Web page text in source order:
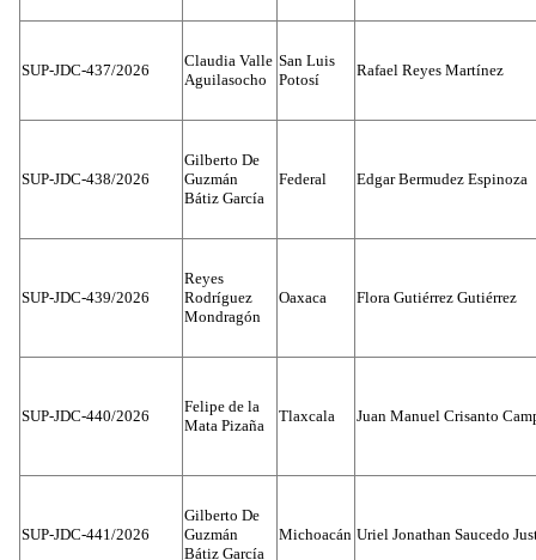
SUP-JDC-437/2026
Claudia Valle
Aguilasocho
San Luis
Potosí
Rafael Reyes Martínez
SUP-JDC-438/2026
Gilberto De
Guzmán
Bátiz García
Federal Edgar Bermudez Espinoza
SUP-JDC-439/2026
Reyes
Rodríguez
Mondragón
Oaxaca Flora Gutiérrez Gutiérrez
SUP-JDC-440/2026
Felipe de la
Mata Pizaña
Tlaxcala Juan Manuel Crisanto
SUP-JDC-441/2026
Gilberto De
Guzmán
Bátiz García
Michoacán Uriel Jonathan Saucedo